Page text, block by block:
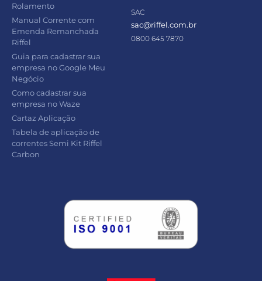
Rolamento
Manual Corrente com
Emenda Remanchada
Riffel
Guia para cadastrar sua
empresa no Google Meu
Negócio
Como cadastrar sua
empresa no Waze
Cartaz Aplicação
Tabela de aplicação de
correntes Semi Kit Riffel
Carbon
SAC
sac@riffel.com.br
0800 645 7870